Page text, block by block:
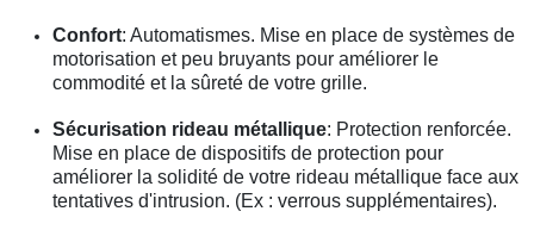
Confort: Automatismes. Mise en place de systèmes de
motorisation et peu bruyants pour améliorer le
commodité et la sûreté de votre grille.
Sécurisation rideau métallique: Protection renforcée.
Mise en place de dispositifs de protection pour
améliorer la solidité de votre rideau métallique face aux
tentatives d'intrusion. (Ex : verrous supplémentaires).